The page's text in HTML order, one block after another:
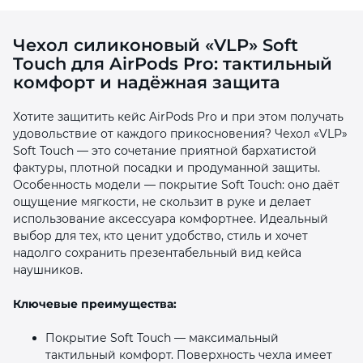
Чехол силиконовый «VLP» Soft
Touch для AirPods Pro: тактильный
комфорт и надёжная защита
Хотите защитить кейс AirPods Pro и при этом получать
удовольствие от каждого прикосновения? Чехол «VLP»
Soft Touch — это сочетание приятной бархатистой
фактуры, плотной посадки и продуманной защиты.
Особенность модели — покрытие Soft Touch: оно даёт
ощущение мягкости, не скользит в руке и делает
использование аксессуара комфортнее. Идеальный
выбор для тех, кто ценит удобство, стиль и хочет
надолго сохранить презентабельный вид кейса
наушников.
Ключевые преимущества:
Покрытие Soft Touch — максимальный
тактильный комфорт. Поверхность чехла имеет
раз в 2 недели